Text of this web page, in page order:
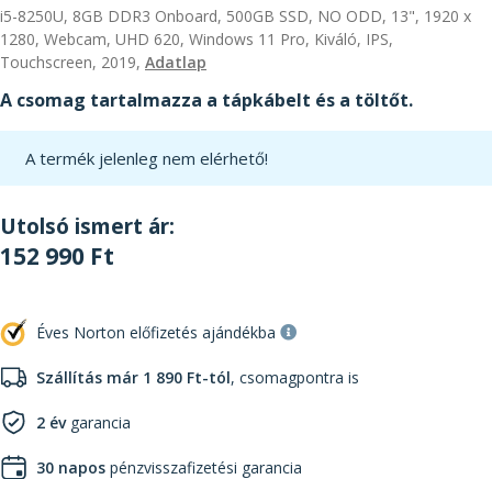
i5-8250U, 8GB DDR3 Onboard, 500GB SSD, NO ODD, 13", 1920 x
1280, Webcam, UHD 620, Windows 11 Pro, Kiváló, IPS,
Touchscreen, 2019, Adatlap
A csomag tartalmazza a tápkábelt és a töltőt.
A termék jelenleg nem elérhető!
Utolsó ismert ár:
152 990 Ft
Éves Norton előfizetés ajándékba
Szállítás már 1 890 Ft-tól, csomagpontra is
2 évgarancia
30 napos pénzvisszafizetési garancia